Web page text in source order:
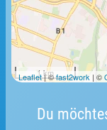
Du
1 km
Leaflet| ©fast2work | ©